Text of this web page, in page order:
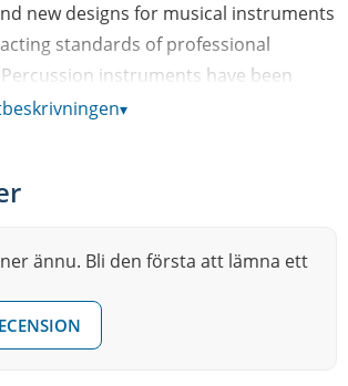
new designs for musical instruments
standards of professional
instruments have been
of the world’s most famous,
cajons, shakers and effect
genres, it’s nearly impossible to
listen to a playlist and not hear an LP
Martin Cohen, a young mechanical
Bronx happened upon New York’s
▾
ännu. Bli den första att lämna ett